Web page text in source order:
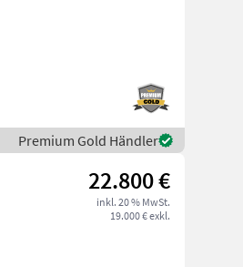
Premium Gold Händler
22.800 €
inkl. 20 % MwSt.
19.000 € exkl.